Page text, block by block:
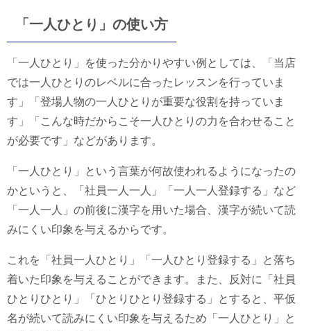
「一人ひとり」の使い方
「一人ひとり」を使った分かりやすい例としては、「当店
では一人ひとりのレベルに合ったレッスンを行っていま
す」「登場人物の一人ひとりが重要な役割を持っていま
す」「こんな時だからこそ一人ひとりの力を合わせること
が必要です」などがあります。
「一人ひとり」という言葉が何故使われるようになったの
かというと、「社員一人一人」「一人一人登録する」など
「一人一人」の前後に漢字を用いた場合、漢字が続いて読
みにくい印象を与えるからです。
これを「社員一人ひとり」「一人ひとり登録する」と落ち
着いた印象を与えることができます。また、反対に「社員
ひとりひとり」「ひとりひとり登録する」とすると、平仮
名が続いて読みにくい印象を与えるため「一人ひとり」と